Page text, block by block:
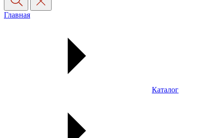
Главная
Каталог